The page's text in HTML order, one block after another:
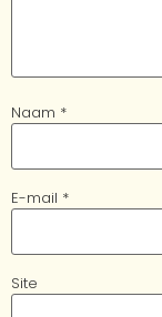
Naam *
E-mail *
Site